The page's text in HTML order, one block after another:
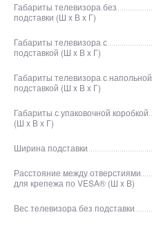
Габариты телевизора без
подставки (Ш x В x Г)
Габариты телевизора с
подставкой (Ш x В x Г)
Габариты телевизора с напольной
подставкой (Ш x В x Г)
Габариты с упаковочной коробкой
(Ш x В x Г)
Ширина подставки
Расстояние между отверстиями
для крепежа по VESA® (Ш x В)
Вес телевизора без подставки